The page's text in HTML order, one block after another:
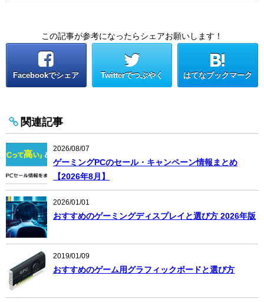
この記事が参考になったらシェアお願いします！
Facebookでシェア Twitterでつぶやく はてなブックマーク
関連記事
2026/08/07
ゲーミングPCのセール・キャンペーン情報まとめ
【2026年8月】
2026/01/01
おすすめのゲーミングディスプレイと選び方 2026年版
2019/01/09
おすすめのゲーム用グラフィックボードと選び方